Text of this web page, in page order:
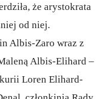
że arystokrata
od niej.
Albis-Zaro wraz z
Albis-Elihard –
Loren Elihard-